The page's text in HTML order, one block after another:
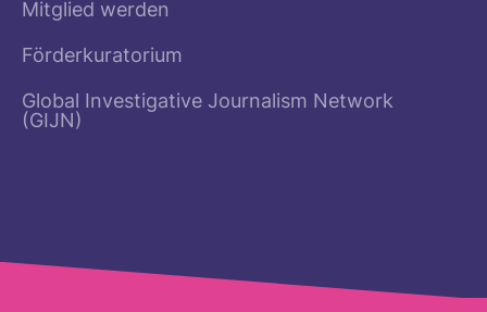
Mitglied werden
Förderkuratorium
Global Investigative Journalism Network
(GIJN)